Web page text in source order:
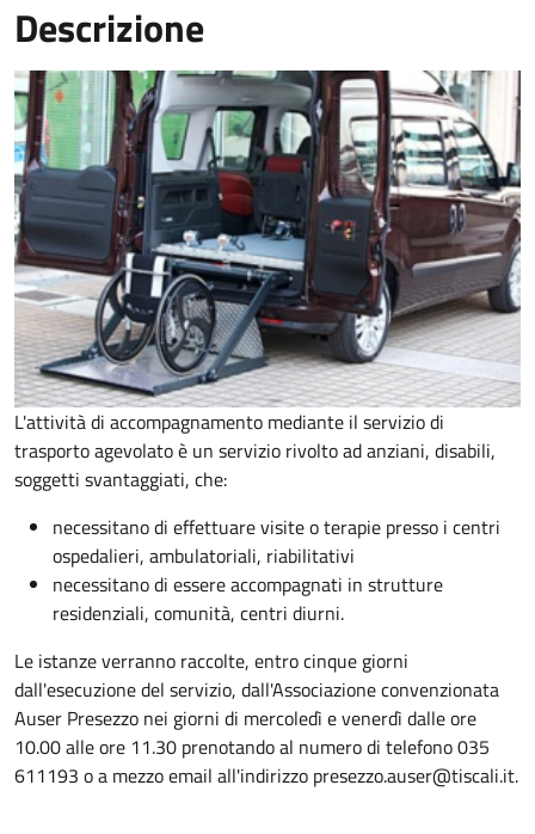
Descrizione
L'attività di accompagnamento mediante il servizio di
trasporto agevolato è un servizio rivolto ad anziani, disabili,
soggetti svantaggiati, che:
necessitano di effettuare visite o terapie presso i centri
ospedalieri, ambulatoriali, riabilitativi
necessitano di essere accompagnati in strutture
residenziali, comunità, centri diurni.
Le istanze verranno raccolte, entro cinque giorni
dall'esecuzione del servizio, dall'Associazione convenzionata
Auser Presezzo nei giorni di mercoledì e venerdì dalle ore
10.00 alle ore 11.30 prenotando al numero di telefono 035
611193 o a mezzo email all'indirizzo presezzo.auser@tiscali.it.